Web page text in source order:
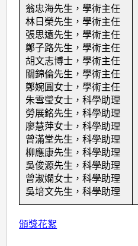
翁忠海先生，學術主任
林日榮先生，學術主任
張思遠先生，學術主任
鄭子路先生，學術主任
胡文志博士，學術主任
關錦倫先生，學術主任
鄭婉圓女士，學術主任
朱雪瑩女士，科學助理
勞展銘先生，科學助理
廖慧萍女士，科學助理
曾滿堂先生，科學助理
柳應康先生，科學助理
吳俊源先生，科學助理
曾淑嫻女士，科學助理
吳培文先生，科學助理
頒獎花絮